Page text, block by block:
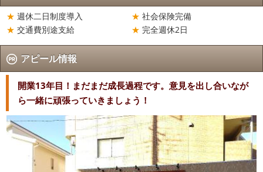
週休二日制度導入
社会保険完備
交通費別途支給
完全週休2日
アピール情報
開業13年目！まだまだ成長過程です。意見を出し合いなが
ら一緒に頑張っていきましょう！